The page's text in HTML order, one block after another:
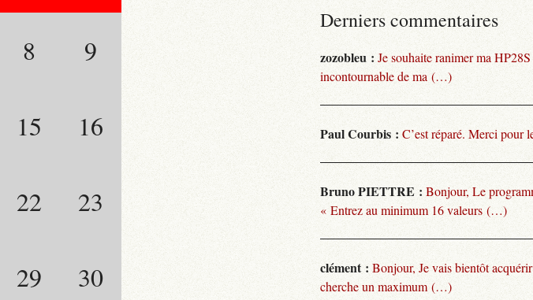
8 9
15 16
22 23
29 30
Derniers commentaires
zozobleu : Je souhaite ranimer ma
incontournable de ma (…)
Paul Courbis : C’est réparé. Merci pour
Bruno PIETTRE : Bonjour, Le
« Entrez au minimum 16 valeurs (…)
clément : Bonjour, Je vais bientôt
cherche un maximum (…)